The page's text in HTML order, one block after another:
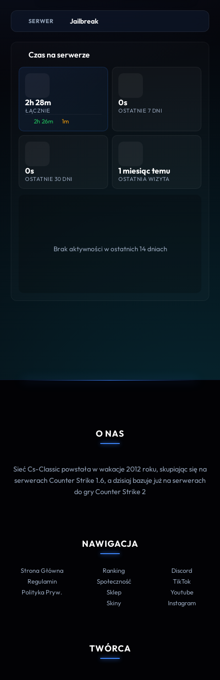
SERWER Jailbreak
Czas na serwerze
2h 28m
ŁĄCZNIE
2h 26m 1m
0s
OSTATNIE 7 DNI
0s
OSTATNIE 30 DNI
1 miesiąc temu
OSTATNIA WIZYTA
Brak aktywności w ostatnich 14 dniach
O NAS
Sieć Cs-Classic powstała w wakacje 2012 roku, skupiając się na
serwerach Counter Strike 1.6, a dzisiaj bazuje już na serwerach
do gry Counter Strike 2
NAWIGACJA
Strona Główna
Regulamin
Polityka Pryw.
Ranking
Społeczność
Sklep
Skiny
Discord
TikTok
Youtube
Instagram
TWÓRCA